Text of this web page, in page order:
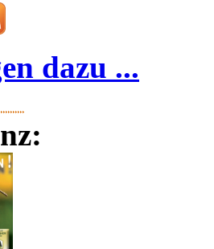
dazu ...